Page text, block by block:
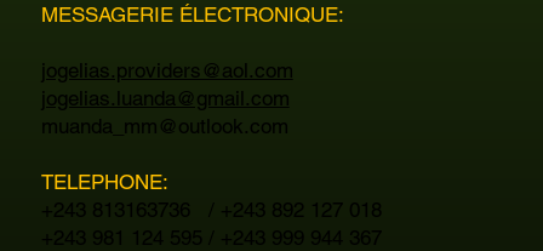
MESSAGERIE ÉLECTRONIQUE:
jogelias.providers@aol.com
jogelias.luanda@gmail.com
muanda_mm@outlook.com
TELEPHONE:
+243 813163736 / +243 892 127 018
+243 981 124 595 / +243 999 944 367